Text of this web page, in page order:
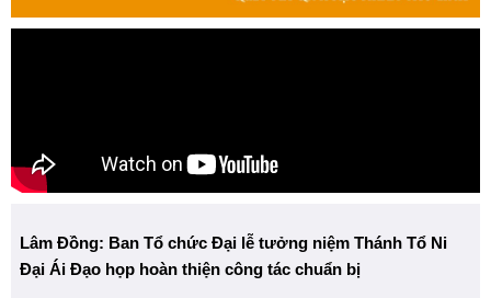
Lâm Đồng: Ban Tổ chức Đại lễ tưởng niệm Thánh Tổ Ni
Đại Ái Đạo họp hoàn thiện công tác chuẩn bị